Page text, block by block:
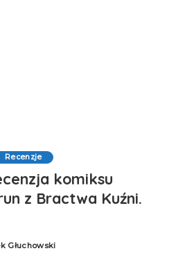
Recenzje
komiksu
z Bractwa Kuźni.
Głuchowski